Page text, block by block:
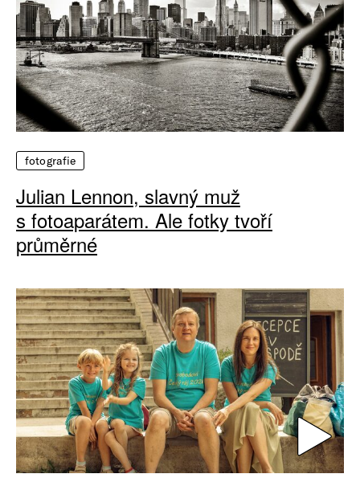
fotografie
Julian Lennon, slavný muž
s fotoaparátem. Ale fotky tvoří
průměrné